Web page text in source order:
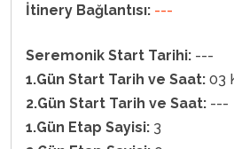
İtinery Bağlantısı: ---
Seremonik Start Tarihi: ---
1.Gün Start Tarih ve Saat: 03
2.Gün Start Tarih ve Saat: ---
1.Gün Etap Sayisi: 3